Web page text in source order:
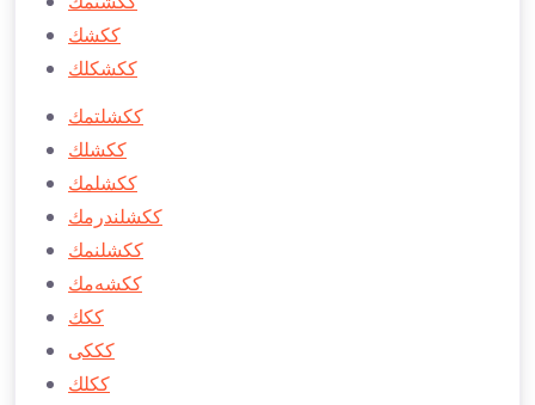
ككشك
ككشكلك
ككشلتمك
ككشلك
ككشلمك
ككشلندرمك
ككشلنمك
ككشه‌مك
ككك
كككی
ككلك